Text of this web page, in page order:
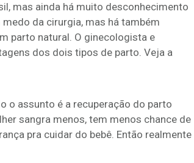
mas ainda há muito desconhecimento
da cirurgia, mas há também
parto natural. O ginecologista e
dos dois tipos de parto. Veja a
o assunto é a recuperação do parto
sangra menos, tem menos chance de
pra cuidar do bebê. Então realmente